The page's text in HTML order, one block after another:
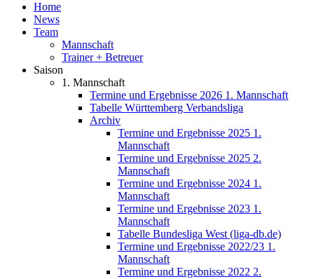
Home
News
Team
Mannschaft
Trainer + Betreuer
Saison
1. Mannschaft
Termine und Ergebnisse 2026 1. Mannschaft
Tabelle Württemberg Verbandsliga
Archiv
Termine und Ergebnisse 2025 1.
Mannschaft
Termine und Ergebnisse 2025 2.
Mannschaft
Termine und Ergebnisse 2024 1.
Mannschaft
Termine und Ergebnisse 2023 1.
Mannschaft
Tabelle Bundesliga West (liga-db.de)
Termine und Ergebnisse 2022/23 1.
Mannschaft
Termine und Ergebnisse 2022 2.